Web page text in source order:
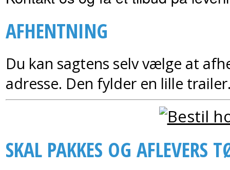
AFHENTNING
Du kan sagtens selv vælge at
adresse. Den fylder en lille
SKAL PAKKES OG AFLEVERS